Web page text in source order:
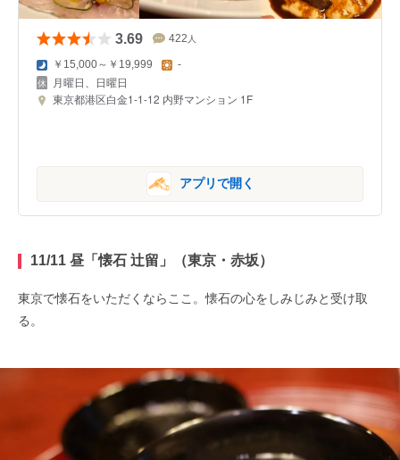
3.69 422 人
￥15,000～￥19,999 -
月曜日、日曜日
東京都港区白金1-1-12 内野マンション 1F
アプリで開く
11/11 昼「懐石 辻留」（東京・赤坂）
東京で懐石をいただくならここ。懐石の心をしみじみと受け取
る。